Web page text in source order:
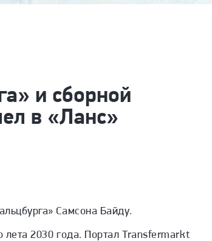
и сборной
в «Ланс»
Самсона Байду.
лета 2030 года. Портал Transfermarkt